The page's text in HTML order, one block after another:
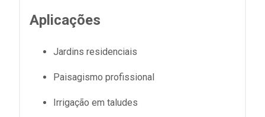
Aplicações
Jardins residenciais
Paisagismo profissional
Irrigação em taludes